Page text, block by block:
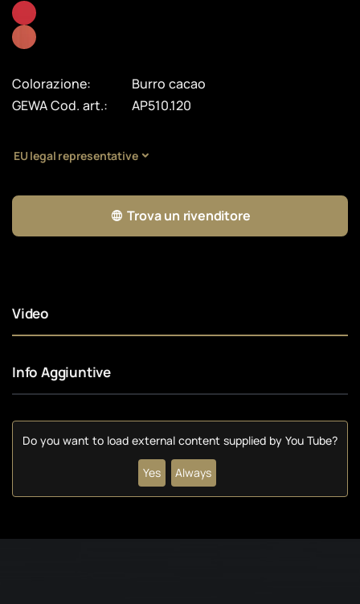
Colorazione:
Burro cacao
GEWA Cod. art.:
AP510.120
EU legal representative
Trova un rivenditore
Video
Info Aggiuntive
Do you want to load external content supplied by You Tube?
Yes Always